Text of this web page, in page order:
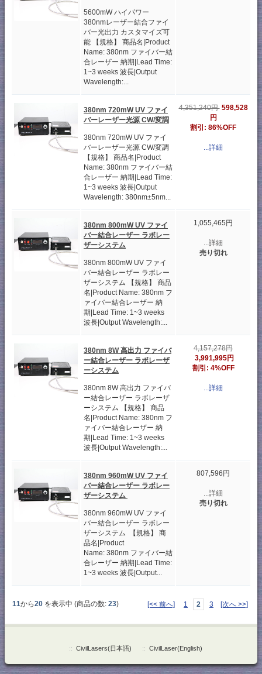
5600mW ハイパワー
380nmレーザー結合ファイ
バー光出力 カスタマイズ可
能 【規格】 商品名|Product
Name: 380nm ファイバー結
合レーザー 納期|Lead Time:
1~3 weeks 波長|Output
Wavelength:...
380nm 720mW UV ファイ
バーレーザー光源 CW/変調
380nm 720mW UV ファイ
バーレーザー光源 CW/変調
【規格】 商品名|Product
Name: 380nm ファイバー結
合レーザー 納期|Lead Time:
1~3 weeks 波長|Output
Wavelength: 380nm±5nm...
4,351,240円 598,528
円
割引: 86%OFF
...詳細
380nm 800mW UV ファイ
バー結合レーザー ラボレー
ザーシステム
380nm 800mW UV ファイ
バー結合レーザー ラボレー
ザーシステム 【規格】 商品
名|Product Name: 380nm フ
ァイバー結合レーザー 納
期|Lead Time: 1~3 weeks
波長|Output Wavelength:...
1,055,465円
...詳細
売り切れ
380nm 8W 高出力 ファイバ
ー結合レーザー ラボレーザ
ーシステム
380nm 8W 高出力 ファイバ
ー結合レーザー ラボレーザ
ーシステム 【規格】 商品
名|Product Name: 380nm フ
ァイバー結合レーザー 納
期|Lead Time: 1~3 weeks
波長|Output Wavelength:...
4,157,278円
3,991,995円
割引: 4%OFF
...詳細
380nm 960mW UV ファイ
バー結合レーザー ラボレー
ザーシステム
380nm 960mW UV ファイ
バー結合レーザー ラボレー
ザーシステム 【規格】 商
品名|Product
Name: 380nm ファイバー結
合レーザー 納期|Lead Time:
1~3 weeks 波長|Output...
807,596円
...詳細
売り切れ
11から20 を表示中 (商品の数: 23) [<< 前へ] 1 2 3 [次へ >>]
:: CivilLasers(日本語) :: CivilLaser(English)